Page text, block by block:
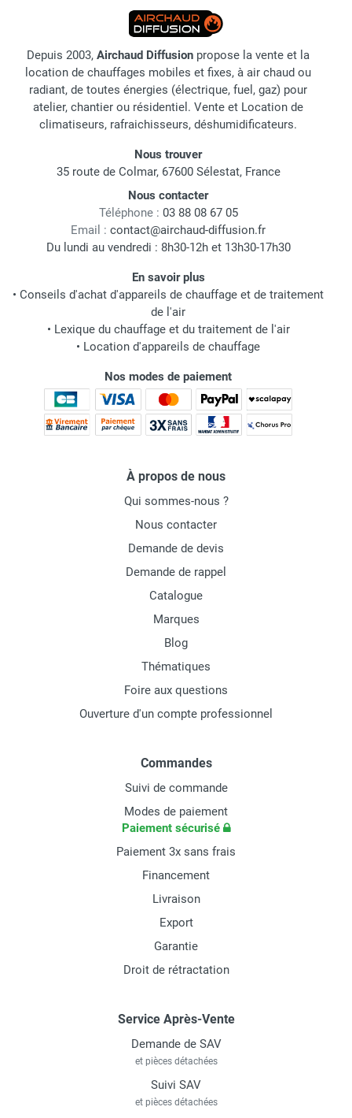
Depuis 2003, Airchaud Diffusion propose la vente et la
location de chauffages mobiles et fixes, à air chaud ou
radiant, de toutes énergies (électrique, fuel, gaz) pour
atelier, chantier ou résidentiel. Vente et Location de
climatiseurs, rafraichisseurs, déshumidificateurs.
Nous trouver
35 route de Colmar, 67600 Sélestat, France
Nous contacter
Téléphone : 03 88 08 67 05
Email : contact@airchaud-diffusion.fr
Du lundi au vendredi : 8h30-12h et 13h30-17h30
En savoir plus
• Conseils d'achat d'appareils de chauffage et de traitement
de l'air
• Lexique du chauffage et du traitement de l'air
• Location d'appareils de chauffage
Nos modes de paiement
À propos de nous
Qui sommes-nous ?
Nous contacter
Demande de devis
Demande de rappel
Catalogue
Marques
Blog
Thématiques
Foire aux questions
Ouverture d'un compte professionnel
Commandes
Suivi de commande
Modes de paiement
Paiement sécurisé
Paiement 3x sans frais
Financement
Livraison
Export
Garantie
Droit de rétractation
Service Après-Vente
Demande de SAV
et pièces détachées
Suivi SAV
et pièces détachées